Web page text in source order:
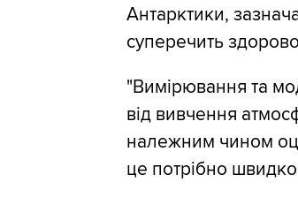
Антарктики,
суперечить
"Вимірювання та
від вивчення
належним чином
це потрібно